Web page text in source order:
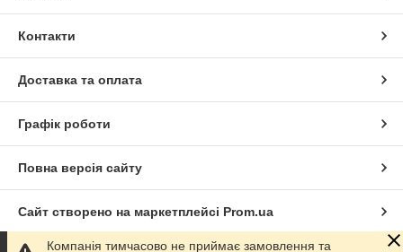
Контакти
Доставка та оплата
Графік роботи
Повна версія сайту
Сайт створено на маркетплейсі Prom.ua
Компанія тимчасово не приймає замовлення та